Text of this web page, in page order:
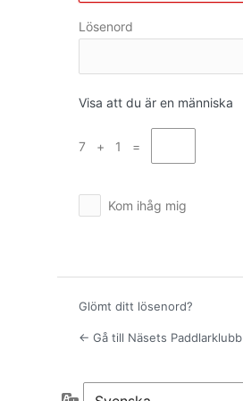
Lösenord
Visa att du är en människa
7 + 1 =
Kom ihåg mig
Glömt ditt lösenord?
← Gå till Näsets Paddlarklubb